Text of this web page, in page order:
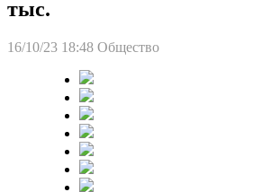
тыс.
16/10/23 18:48 Общество